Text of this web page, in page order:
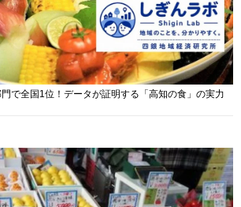
で全国1位！データが証明する「高知の食」の実力